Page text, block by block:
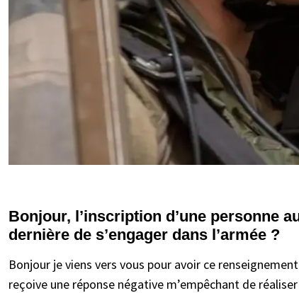
Bonjour, l’inscription d’une personne
dernière de s’engager dans l’armée ?
Bonjour je viens vers vous pour avoir ce
reçoive une réponse négative m’empêchant de